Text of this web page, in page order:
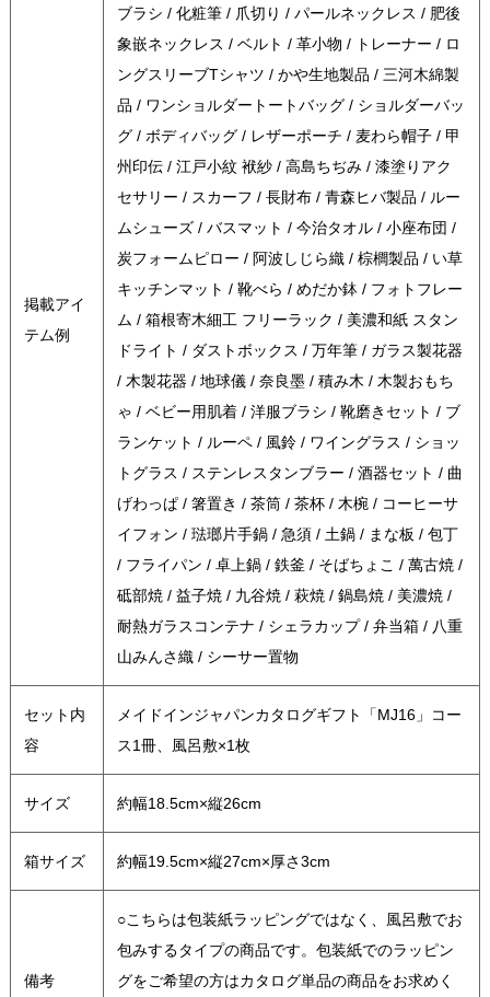
掲載アイ
テム例
ブラシ / 化粧筆 / 爪切り / パールネックレス / 肥後
象嵌ネックレス / ベルト / 革小物 / トレーナー / ロ
ングスリーブTシャツ / かや生地製品 / 三河木綿製
品 / ワンショルダートートバッグ / ショルダーバッ
グ / ボディバッグ / レザーポーチ / 麦わら帽子 / 甲
州印伝 / 江戸小紋 袱紗 / 高島ちぢみ / 漆塗りアク
セサリー / スカーフ / 長財布 / 青森ヒバ製品 / ルー
ムシューズ / バスマット / 今治タオル / 小座布団 /
炭フォームピロー / 阿波しじら織 / 棕櫚製品 / い草
キッチンマット / 靴べら / めだか鉢 / フォトフレー
ム / 箱根寄木細工 フリーラック / 美濃和紙 スタン
ドライト / ダストボックス / 万年筆 / ガラス製花器
/ 木製花器 / 地球儀 / 奈良墨 / 積み木 / 木製おもち
ゃ / ベビー用肌着 / 洋服ブラシ / 靴磨きセット / ブ
ランケット / ルーペ / 風鈴 / ワイングラス / ショッ
トグラス / ステンレスタンブラー / 酒器セット / 曲
げわっぱ / 箸置き / 茶筒 / 茶杯 / 木椀 / コーヒーサ
イフォン / 琺瑯片手鍋 / 急須 / 土鍋 / まな板 / 包丁
/ フライパン / 卓上鍋 / 鉄釜 / そばちょこ / 萬古焼 /
砥部焼 / 益子焼 / 九谷焼 / 萩焼 / 鍋島焼 / 美濃焼 /
耐熱ガラスコンテナ / シェラカップ / 弁当箱 / 八重
山みんさ織 / シーサー置物
セット内
容
メイドインジャパンカタログギフト「MJ16」コー
ス1冊、風呂敷×1枚
サイズ 約幅18.5cm×縦26cm
箱サイズ 約幅19.5cm×縦27cm×厚さ3cm
備考
○こちらは包装紙ラッピングではなく、風呂敷でお
包みするタイプの商品です。包装紙でのラッピン
グをご希望の方はカタログ単品の商品をお求めく